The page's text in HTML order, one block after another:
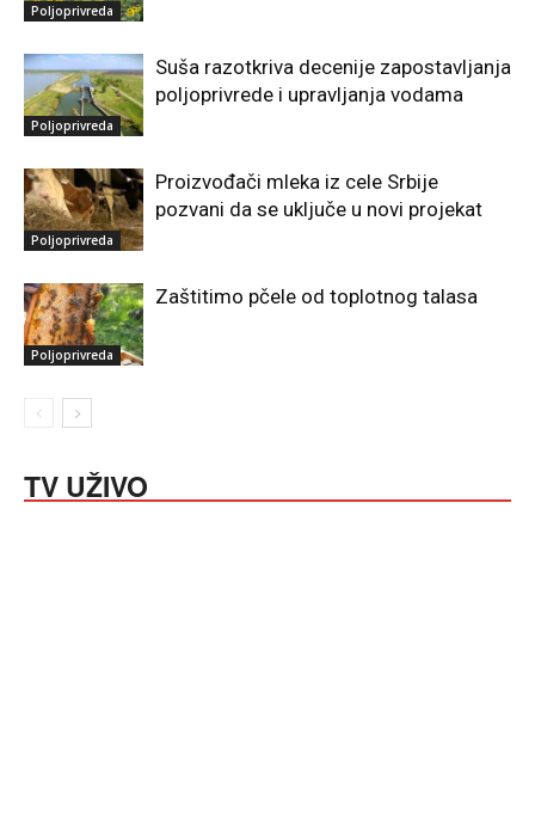
Poljoprivreda
Poljoprivreda
Suša razotkriva decenije zapostavljanja
poljoprivrede i upravljanja vodama
Poljoprivreda
Proizvođači mleka iz cele Srbije
pozvani da se uključe u novi projekat
Poljoprivreda
Zaštitimo pčele od toplotnog talasa
TV UŽIVO